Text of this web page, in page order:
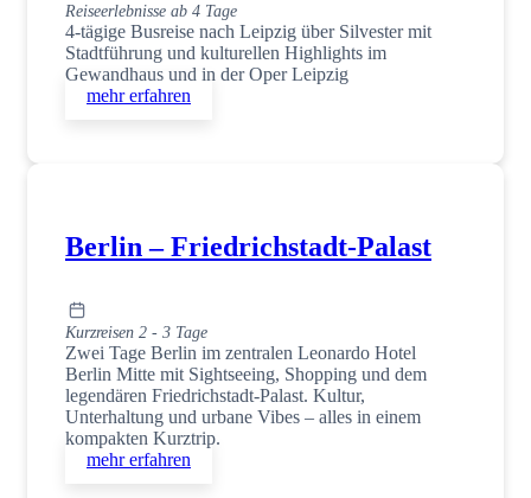
Reiseerlebnisse ab 4 Tage
4-tägige Busreise nach Leipzig über Silvester mit
Stadtführung und kulturellen Highlights im
Gewandhaus und in der Oper Leipzig
mehr erfahren
Berlin – Friedrichstadt-Palast
Kurzreisen 2 - 3 Tage
Zwei Tage Berlin im zentralen Leonardo Hotel
Berlin Mitte mit Sightseeing, Shopping und dem
legendären Friedrichstadt-Palast. Kultur,
Unterhaltung und urbane Vibes – alles in einem
kompakten Kurztrip.
mehr erfahren